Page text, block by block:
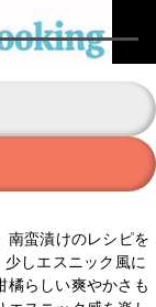
蛮漬けのレシピを
しエスニック風に
橘らしい爽やかさも